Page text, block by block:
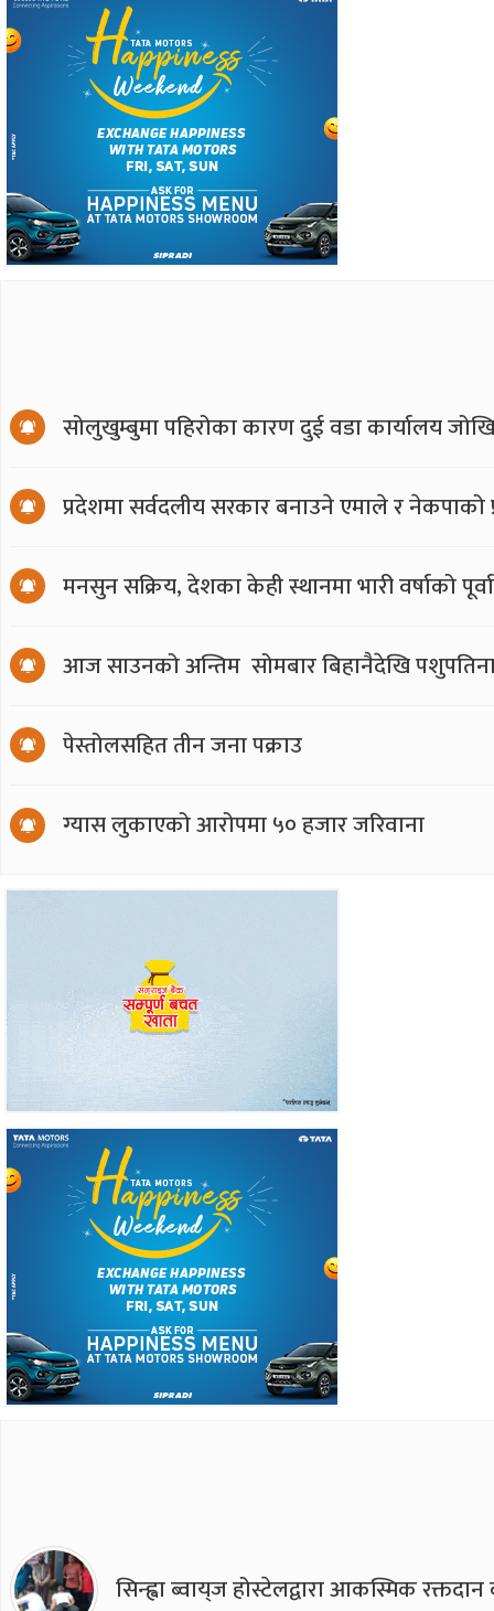
सोलुखुम्बुमा पहिरोका कारण दुई वडा कार्यालय
प्रदेशमा सर्वदलीय सरकार बनाउने एमाले र नेकपाको
मनसुन सक्रिय, देशका केही स्थानमा भारी वर्षाको
आज साउनको अन्तिम सोमबार बिहानैदेखि
पेस्तोलसहित तीन जना पक्राउ
ग्यास लुकाएको आरोपमा ५० हजार जरिवाना
सिन्ह्वा ब्वाय्‌ज होस्टेलद्वारा आकस्मिक